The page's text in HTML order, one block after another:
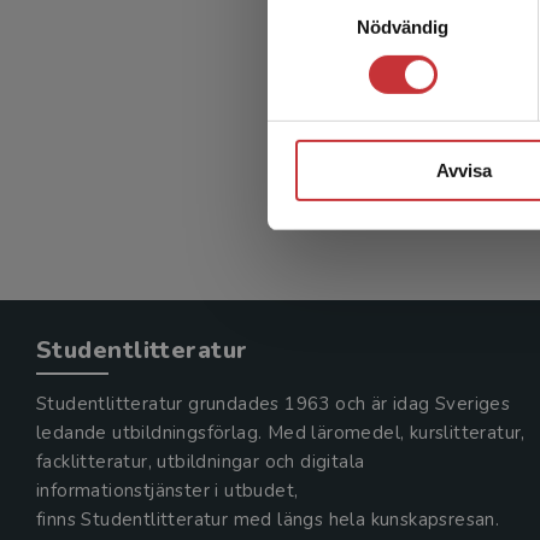
Nödvändig
Avvisa
Studentlitteratur
Studentlitteratur grundades 1963 och är idag Sveriges
ledande utbildningsförlag. Med läromedel, kurslitteratur,
facklitteratur, utbildningar och digitala
informationstjänster i utbudet,
finns Studentlitteratur med längs hela kunskapsresan.